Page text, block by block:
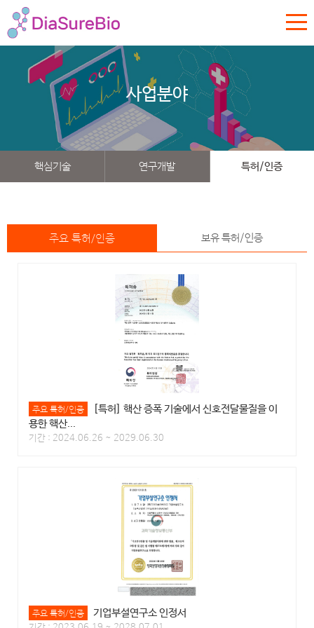
사업분야
핵심기술 연구개발 특허/인증
주요 특허/인증 보유 특허/인증
주요 특허/인증
[특허] 핵산 증폭 기술에서 신호전달물질을 이
용한 핵산...
기간 : 2024.06.26 ~ 2029.06.30
주요 특허/인증 기업부설연구소 인정서